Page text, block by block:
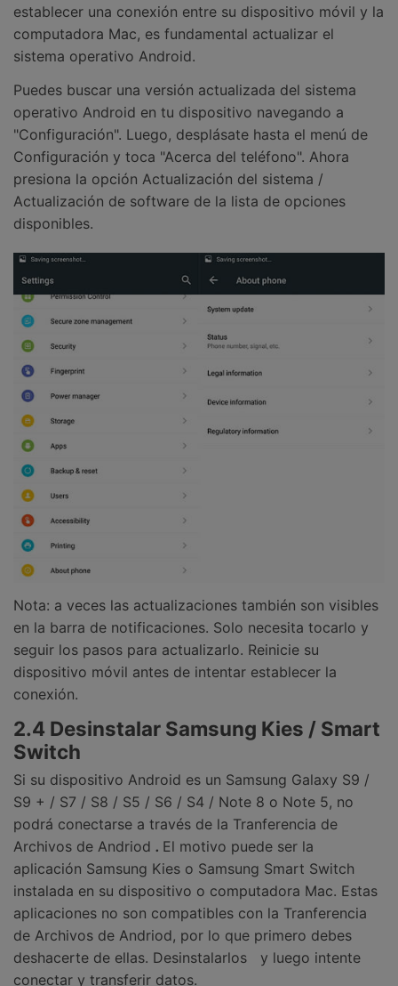
establecer una conexión entre su dispositivo móvil y la
computadora Mac, es fundamental actualizar el
sistema operativo Android.
Puedes buscar una versión actualizada del sistema
operativo Android en tu dispositivo navegando a
"Configuración". Luego, desplásate hasta el menú de
Configuración y toca "Acerca del teléfono". Ahora
presiona la opción Actualización del sistema /
Actualización de software de la lista de opciones
disponibles.
Nota: a veces las actualizaciones también son visibles
en la barra de notificaciones. Solo necesita tocarlo y
seguir los pasos para actualizarlo. Reinicie su
dispositivo móvil antes de intentar establecer la
conexión.
2.4 Desinstalar Samsung Kies / Smart
Switch
Si su dispositivo Android es un Samsung Galaxy S9 /
S9 + / S7 / S8 / S5 / S6 / S4 / Note 8 o Note 5, no
podrá conectarse a través de la Tranferencia de
Archivos de Andriod . El motivo puede ser la
aplicación Samsung Kies o Samsung Smart Switch
instalada en su dispositivo o computadora Mac. Estas
aplicaciones no son compatibles con la Tranferencia
de Archivos de Andriod, por lo que primero debes
deshacerte de ellas. Desinstalarlos y luego intente
conectar y transferir datos.